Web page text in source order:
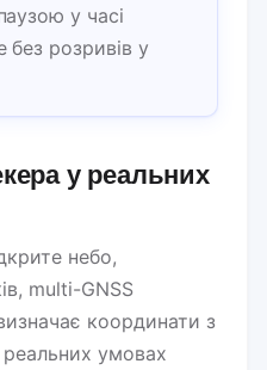
у часі
розривів у
у реальних
небо,
multi-GNSS
координати з
умовах